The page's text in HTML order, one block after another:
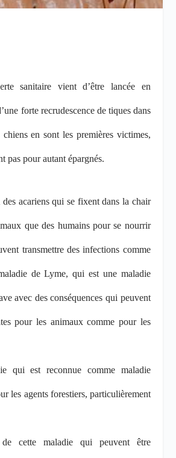
sanitaire vient d’être lancée en
forte recrudescence de tiques dans
en sont les premières victimes,
pas pour autant épargnés.
acariens qui se fixent dans la chair
que des humains pour se nourrir
transmettre des infections comme
de Lyme, qui est une maladie
avec des conséquences qui peuvent
pour les animaux comme pour les
qui est reconnue comme maladie
les agents forestiers, particulièrement
de cette maladie qui peuvent être